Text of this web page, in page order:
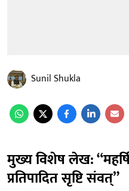
Sunil Shukla
मुख्य विशेष लेख: “महर्षि
प्रतिपादित सृष्टि संवत्”